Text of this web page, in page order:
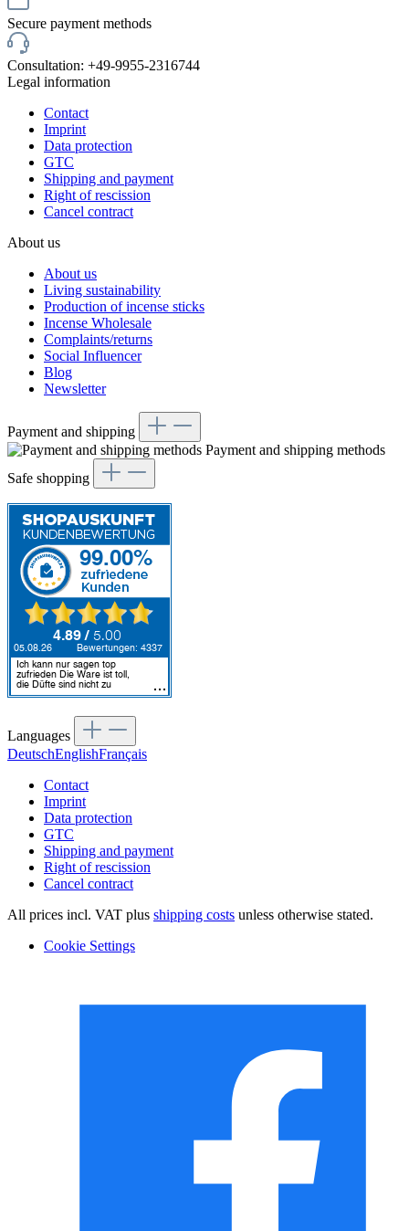
Secure payment methods
Consultation: +49-9955-2316744
Legal information
Contact
Imprint
Data protection
GTC
Shipping and payment
Right of rescission
Cancel contract
About us
About us
Living sustainability
Production of incense sticks
Incense Wholesale
Complaints/returns
Social Influencer
Blog
Newsletter
Payment and shipping
Payment and shipping methods
Safe shopping
Languages
DeutschEnglishFrançais
Contact
Imprint
Data protection
GTC
Shipping and payment
Right of rescission
Cancel contract
All prices incl. VAT plus shipping costs unless otherwise stated.
Cookie Settings